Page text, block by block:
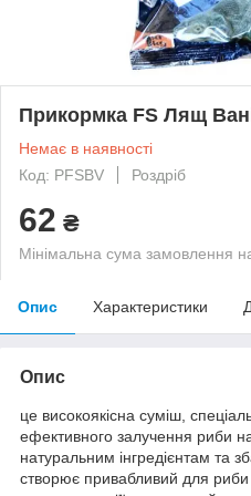
Прикормка FS Лящ
Немає в наявності
Код: PFSBV
Роздріб
62 ₴
Мінімальна сума замовлення
Опис Характеристики
Опис
це високоякісна суміш,
ефективного залучення риби
натуральним інгредієнтам та
створює привабливий для